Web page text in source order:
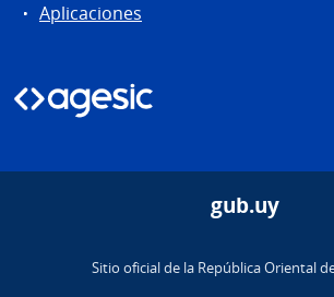
Aplicaciones
gub.uy
Sitio oficial de la República Oriental